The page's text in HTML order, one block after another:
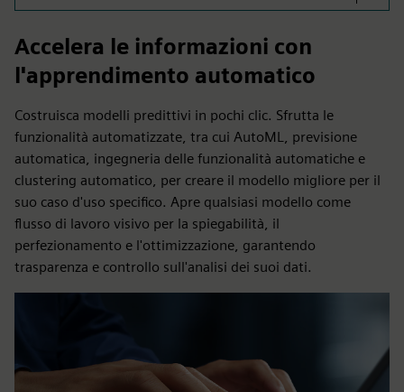
Accelera le informazioni con
l'apprendimento automatico
Costruisca modelli predittivi in pochi clic. Sfrutta le
funzionalità automatizzate, tra cui AutoML, previsione
automatica, ingegneria delle funzionalità automatiche e
clustering automatico, per creare il modello migliore per il
suo caso d'uso specifico. Apre qualsiasi modello come
flusso di lavoro visivo per la spiegabilità, il
perfezionamento e l'ottimizzazione, garantendo
trasparenza e controllo sull'analisi dei suoi dati.